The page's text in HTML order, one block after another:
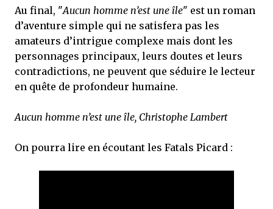
Au final, "Aucun homme n’est une île" est un roman
d’aventure simple qui ne satisfera pas les
amateurs d’intrigue complexe mais dont les
personnages principaux, leurs doutes et leurs
contradictions, ne peuvent que séduire le lecteur
en quête de profondeur humaine.
Aucun homme n’est une île, Christophe Lambert
On pourra lire en écoutant les Fatals Picard :